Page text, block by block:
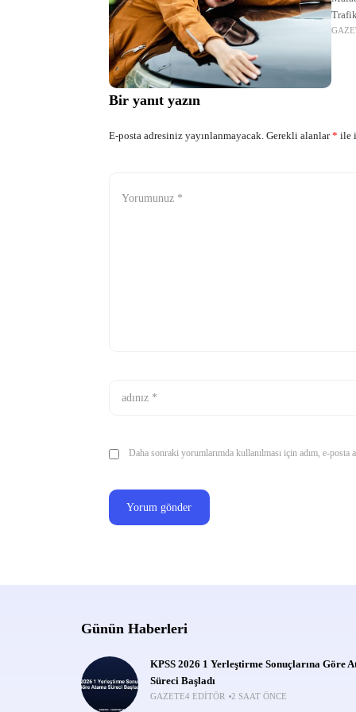
Bir yanıt yazın
E-posta adresiniz yayınlanmayacak. Gerekli alanlar* ile
Daha sonraki yorumlarımda kullanılması için adım, e-posta
Günün Haberleri
KPSS 2026 1 Yerleştirme Sonuçlarına Göre
Süreci Başladı
GAZETE4 EDITÖR 2 SAAT ÖNCE